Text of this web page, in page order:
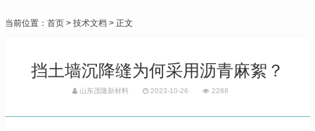
当前位置： 首页 > 技术文档 > 正文
挡土墙沉降缝为何采用沥青麻絮？
山东茂隆新材料 2023-10-26 2288